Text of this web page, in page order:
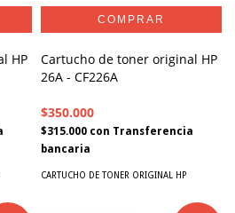
HP
Cartucho de toner original HP
26A - CF226A
$350.000
$315.000 con Transferencia
bancaria
CARTUCHO DE TONER ORIGINAL HP